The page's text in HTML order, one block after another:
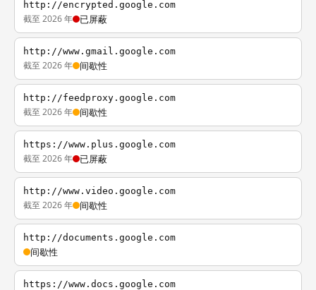
http://encrypted.google.com
截至 2026 年 已屏蔽
http://www.gmail.google.com
截至 2026 年 间歇性
http://feedproxy.google.com
截至 2026 年 间歇性
https://www.plus.google.com
截至 2026 年 已屏蔽
http://www.video.google.com
截至 2026 年 间歇性
http://documents.google.com
间歇性
https://www.docs.google.com